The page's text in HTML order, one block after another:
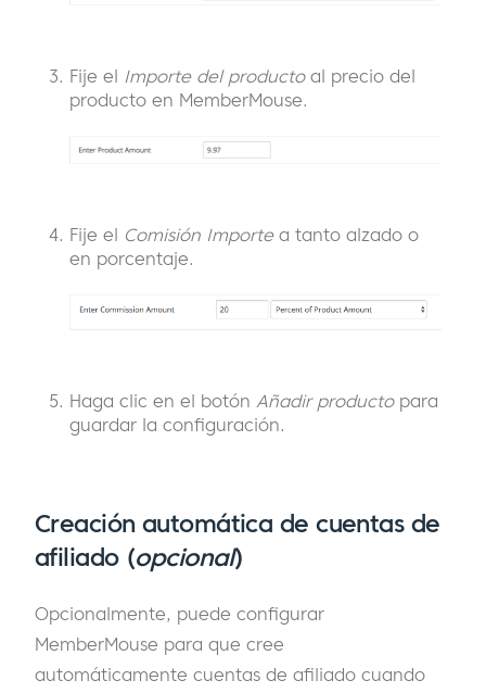
Fije el Importe del productoal precio del
producto en MemberMouse.
Fije el Comisión Importea tanto alzado o
en porcentaje.
Haga clic en el botón Añadir producto para
guardar la configuración.
Creación automática de cuentas de
afiliado (opcional)
Opcionalmente, puede configurar
MemberMouse para que cree
automáticamente cuentas de afiliado cuando